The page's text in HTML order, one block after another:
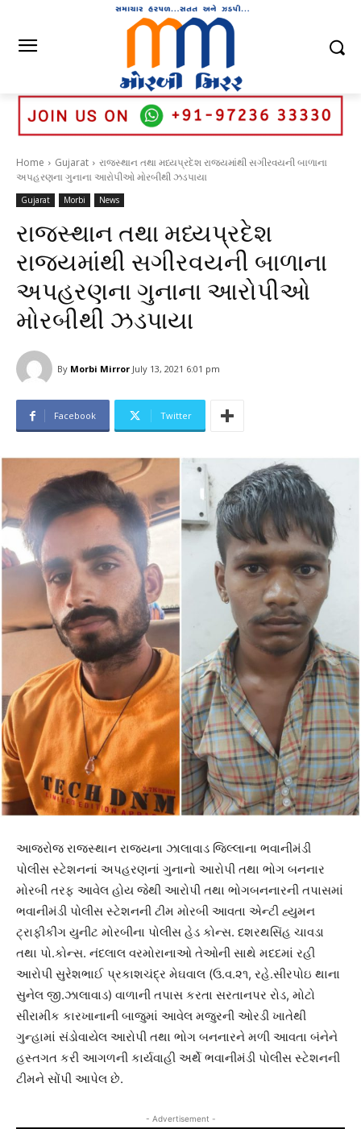
Home Gujarat
રાજસ્થાન તથા મધ્યપ્રદેશ રાજયમાંથી સગીરવયની બાળાના
અપહરણના ગુનાના આરોપીઓ મોરબીથી ઝડપાયા
Gujarat Morbi News
રાજસ્થાન તથા મધ્યપ્રદેશ
રાજયમાંથી સગીરવયની બાળાના
અપહરણના ગુનાના આરોપીઓ
મોરબીથી ઝડપાયા
By Morbi Mirror July 13, 2021 6:01 pm
Facebook Twitter
આજરોજ રાજસ્થાન રાજયના ઝાલાવાડ જિલ્લાના ભવાનીમંડી
પોલીસ સ્ટેશનનાં અપહરણનાં ગુનાનો આરોપી તથા ભોગ બનનાર
મોરબી તરફ આવેલ હોય જેથી આરોપી તથા ભોગબનનારની તપાસમાં
ભવાનીમંડી પોલીસ સ્ટેશનની ટીમ મોરબી આવતા એન્ટી હ્યુમન
ટ્રાફીકીંગ યુનીટ મોરબીના પોલીસ હેડ કોન્સ. દશરથસિંહ ચાવડા
તથા પો.કોન્સ. નંદલાલ વરમોરાનાઓ તેઓની સાથે મદદમાં રહી
આરોપી સુરેશભાઈ પ્રકાશચંદ્ર મેઘવાલ (ઉ.વ.૨૧, રહે.સીરપોઇ થાના
સુનેલ જી.ઝાલાવાડ) વાળાની તપાસ કરતા સરતાનપર રોડ, મોટો
સીરામીક કારખાનાની બાજુમાં આવેલ મજુરની ઓરડી ખાતેથી
ગુન્હામાં સંડોવાયેલ આરોપી તથા ભોગ બનનારને મળી આવતા બંનેને
હસ્તગત કરી આગળની કાર્યવાહી અર્થે ભવાનીમંડી પોલીસ સ્ટેશનની
ટીમને સોંપી આપેલ છે.
- Advertisement -